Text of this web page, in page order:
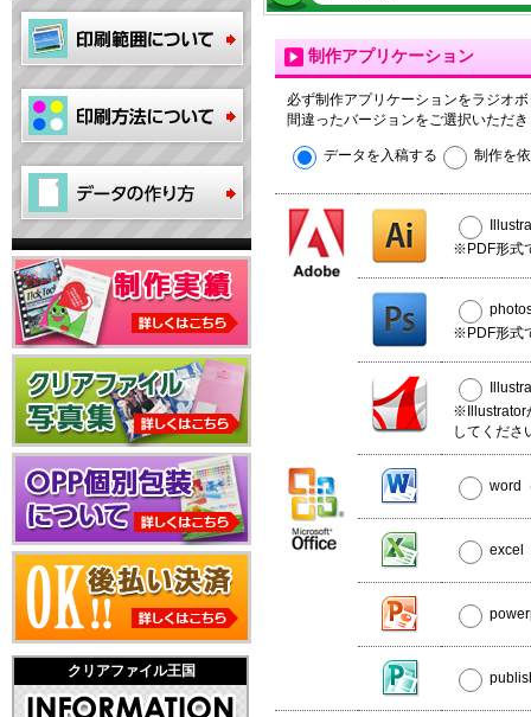
クリアファイル王国
制作アプリケーション
必ず制作アプリケーションをラジオ
間違ったバージョンをご選択いただ
データを入稿する 制作を
※PDF形式
※PDF形式
※Illustrator
してくださ
word
excel